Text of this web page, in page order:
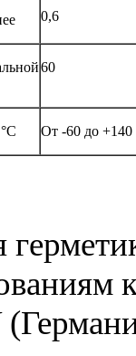
0,6
60
От -60 до +140